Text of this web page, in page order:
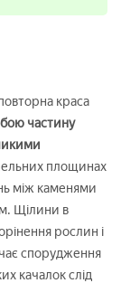
краса
частину
площинах
між каменями
Щілини в
рослин і
спорудження
качалок слід